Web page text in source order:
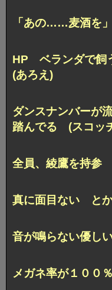
「あの……麦酒を
HP ベランダで飼
(あろえ)
ダンスナンバーが
踏んでる (スコッ
全員、綾鷹を持参
真に面目ない と
音が鳴らない優し
メガネ率が１００